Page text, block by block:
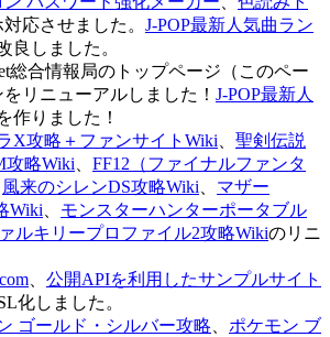
応させました。 J-POP最新人気曲ラン
良しました。
総合情報局のトップページ（このペー
リニューアルしました！ J-POP最新人
作りました！
X攻略＋ファンサイトWiki
聖剣伝説
攻略Wiki
FF12（ファイナルファンタ
風来のシレンDS攻略Wiki
マザー
Wiki
モンスターハンターポータブル
ルキリープロファイル2攻略Wikiのリニ
公開APIを利用したサンプルサイト
化しました。
ゴールド・シルバー攻略
ポケモン ブ